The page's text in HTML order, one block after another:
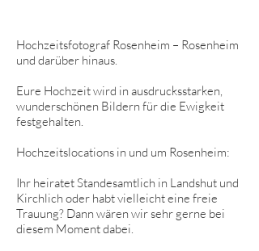
Hochzeitsfotograf Rosenheim – Rosenheim
und darüber hinaus.
Eure Hochzeit wird in ausdrucksstarken,
wunderschönen Bildern für die Ewigkeit
festgehalten.
Hochzeitslocations in und um Rosenheim:
Ihr heiratet Standesamtlich in Landshut und
Kirchlich oder habt vielleicht eine freie
Trauung? Dann wären wir sehr gerne bei
diesem Moment dabei.